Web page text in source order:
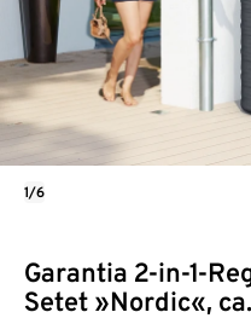
Garantia 2-in-1-
Setet »Nordic«,
1/6